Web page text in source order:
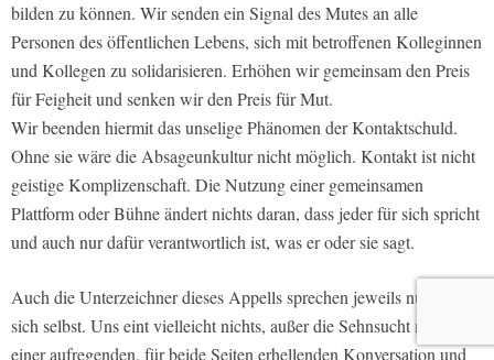
bilden zu können. Wir senden ein Signal des Mutes an alle
Personen des öffentlichen Lebens, sich mit betroffenen Kolleginnen
und Kollegen zu solidarisieren. Erhöhen wir gemeinsam den Preis
für Feigheit und senken wir den Preis für Mut.
Wir beenden hiermit das unselige Phänomen der Kontaktschuld.
Ohne sie wäre die Absageunkultur nicht möglich. Kontakt ist nicht
geistige Komplizenschaft. Die Nutzung einer gemeinsamen
Plattform oder Bühne ändert nichts daran, dass jeder für sich spricht
und auch nur dafür verantwortlich ist, was er oder sie sagt.
Auch die Unterzeichner dieses Appells sprechen jeweils nur für
sich selbst. Uns eint vielleicht nichts, außer die Sehnsucht nach
einer aufregenden, für beide Seiten erhellenden Konversation und